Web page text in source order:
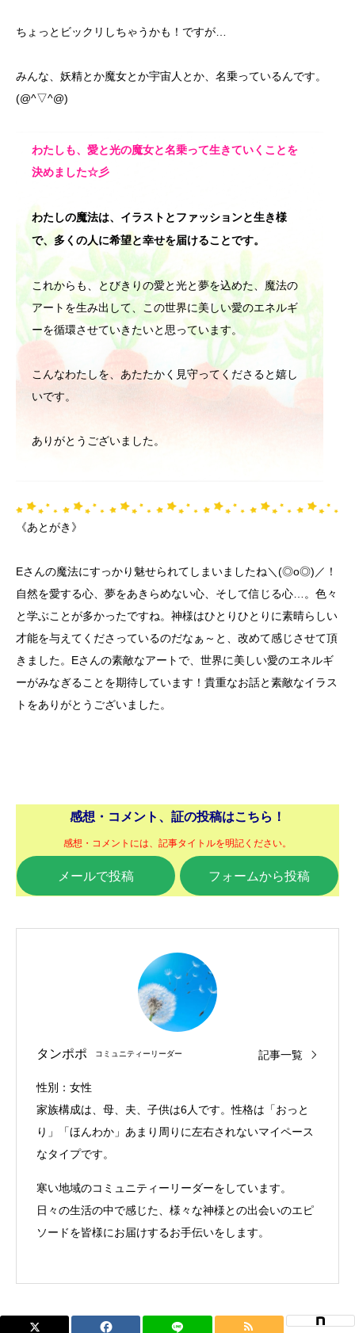
ちょっとビックリしちゃうかも！ですが…
みんな、妖精とか魔女とか宇宙人とか、名乗っているんです。
(@^▽^@)
わたしも、愛と光の魔女と名乗って生きていくことを
決めました☆彡
わたしの魔法は、イラストとファッションと生き様
で、多くの人に希望と幸せを届けることです。
これからも、とびきりの愛と光と夢を込めた、魔法の
アートを生み出して、この世界に美しい愛のエネルギ
ーを循環させていきたいと思っています。
こんなわたしを、あたたかく見守ってくださると嬉し
いです。
ありがとうございました。
《あとがき》
Eさんの魔法にすっかり魅せられてしまいましたね＼(◎o◎)／！
自然を愛する心、夢をあきらめない心、そして信じる心…。色々
と学ぶことが多かったですね。神様はひとりひとりに素晴らしい
才能を与えてくださっているのだなぁ～と、改めて感じさせて頂
きました。Eさんの素敵なアートで、世界に美しい愛のエネルギ
ーがみなぎることを期待しています！貴重なお話と素敵なイラス
トをありがとうございました。
感想・コメント、証の投稿はこちら！
感想・コメントには、記事タイトルを明記ください。
メールで投稿 フォームから投稿
タンポポ コミュニティーリーダー 記事一覧
性別：女性
家族構成は、母、夫、子供は6人です。性格は「おっと
り」「ほんわか」あまり周りに左右されないマイペース
なタイプです。
寒い地域のコミュニティーリーダーをしています。
日々の生活の中で感じた、様々な神様との出会いのエピ
ソードを皆様にお届けするお手伝いをします。